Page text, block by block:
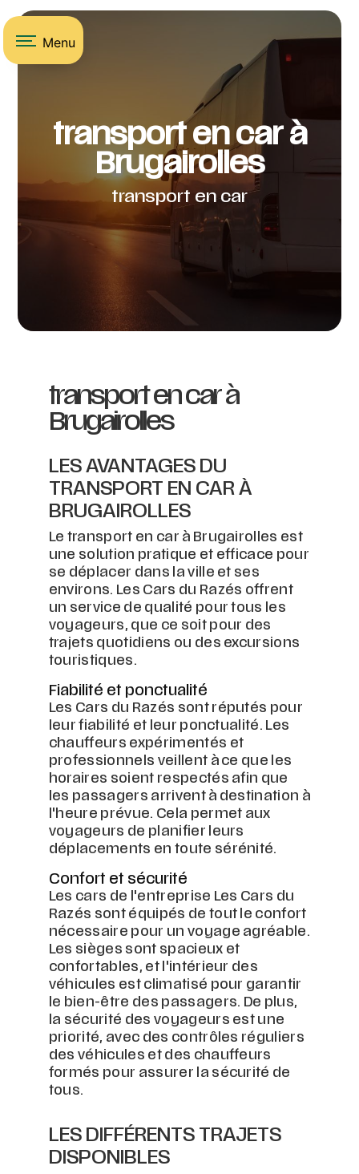
Menu
transport en car à
Brugairolles
transport en car
transport en car à
Brugairolles
LES AVANTAGES DU
TRANSPORT EN CAR À
BRUGAIROLLES
Le transport en car à Brugairolles est
une solution pratique et efficace pour
se déplacer dans la ville et ses
environs. Les Cars du Razés offrent
un service de qualité pour tous les
voyageurs, que ce soit pour des
trajets quotidiens ou des excursions
touristiques.
Fiabilité et ponctualité
Les Cars du Razés sont réputés pour
leur fiabilité et leur ponctualité. Les
chauffeurs expérimentés et
professionnels veillent à ce que les
horaires soient respectés afin que
les passagers arrivent à destination à
l'heure prévue. Cela permet aux
voyageurs de planifier leurs
déplacements en toute sérénité.
Confort et sécurité
Les cars de l'entreprise Les Cars du
Razés sont équipés de tout le confort
nécessaire pour un voyage agréable.
Les sièges sont spacieux et
confortables, et l'intérieur des
véhicules est climatisé pour garantir
le bien-être des passagers. De plus,
la sécurité des voyageurs est une
priorité, avec des contrôles réguliers
des véhicules et des chauffeurs
formés pour assurer la sécurité de
tous.
LES DIFFÉRENTS TRAJETS
DISPONIBLES
Panneau de gestion des cookies